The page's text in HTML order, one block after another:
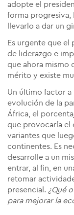
adopte el
forma progresiva,
llevarlo a dar un
Es urgente que el
de liderazgo e
que ahora mismo
mérito y existe
Un último factor a
evolución de la
África, el
que provocaría el
variantes que
continentes. Es
desarrolle a un
entrar, al fin, en
retomar
presencial. ¿Qué
para mejorar la